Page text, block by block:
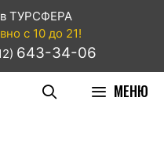
ТУРСФЕРА
с 10 до 21!
643-34-06
МЕНЮ